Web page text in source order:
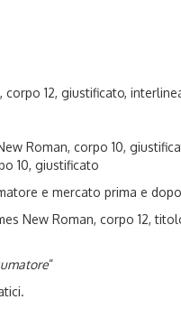
12, giustificato,
Roman, corpo 10,
10, giustificato
e mercato prima e
New Roman, corpo 12,
”